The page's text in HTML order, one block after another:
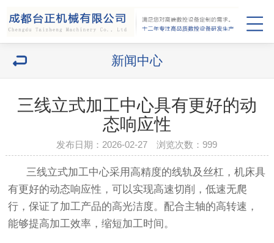
新闻中心
三线立式加工中心具有更好的动
态响应性
发布日期：2026-02-27 浏览次数： 999
三线立式加工中心采用高精度的线轨及丝杠，机床具
有更好的动态响应性，可以实现高速切削，低速无爬
行，保证了加工产品的高光洁度。配合主轴的高转速，
能够提高加工效率，缩短加工时间。